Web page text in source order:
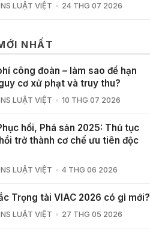
LUẬT VIỆT 24 THG 07 2026
NHẤT
công đoàn – làm sao để hạn
cơ xử phạt và truy thu?
LUẬT VIỆT 10 THG 07 2026
hồi, Phá sản 2025: Thủ tục
trở thành cơ chế ưu tiên độc
LUẬT VIỆT 4 THG 06 2026
Trọng tài VIAC 2026 có gì mới?
LUẬT VIỆT 27 THG 05 2026